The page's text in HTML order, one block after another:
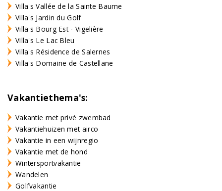
Villa's Vallée de la Sainte Baume
Villa's Jardin du Golf
Villa's Bourg Est - Vigelière
Villa's Le Lac Bleu
Villa's Résidence de Salernes
Villa's Domaine de Castellane
Vakantiethema's:
Vakantie met privé zwembad
Vakantiehuizen met airco
Vakantie in een wijnregio
Vakantie met de hond
Wintersportvakantie
Wandelen
Golfvakantie